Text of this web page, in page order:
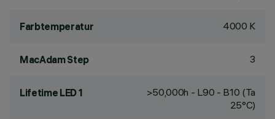
Farbtemperatur 4000 K
MacAdam Step 3
Lifetime LED 1
>50,000h - L90 - B10 (Ta
25°C)